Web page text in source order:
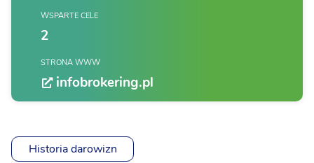
WSPARTE CELE
2
STRONA WWW
infobrokering.pl
Historia darowizn